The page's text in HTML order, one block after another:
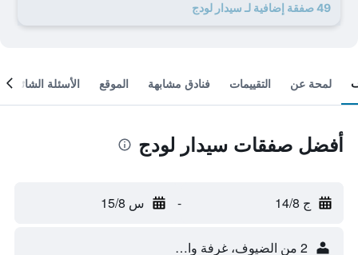
49 صفقة إضافية لـ سيدار لودج
لمحة عن التقييمات فنادق مشابهة الموقع الأسئلة الشائعة
أفضل صفقات سيدار لودج
ج 14/8 - س 15/8
2 من الضيوف، غرفة واحدة